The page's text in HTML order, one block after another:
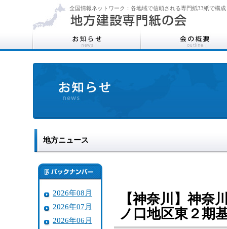
全国情報ネットワーク：各地域で信頼される専門紙33紙で構成
地方ニュース
2026年08月
2026年07月
2026年06月
【神奈川】神
ノ口地区東２期